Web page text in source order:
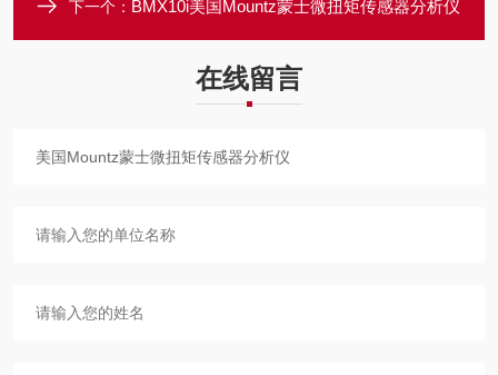
下一个： BMX10i美国Mountz蒙士微扭矩传感器分析仪
在线留言